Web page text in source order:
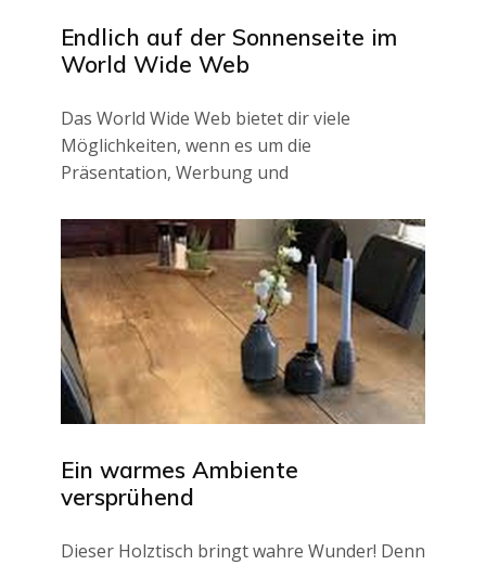
Endlich auf der Sonnenseite im
World Wide Web
Das World Wide Web bietet dir viele
Möglichkeiten, wenn es um die
Präsentation, Werbung und
Ein warmes Ambiente
versprühend
Dieser Holztisch bringt wahre Wunder! Denn